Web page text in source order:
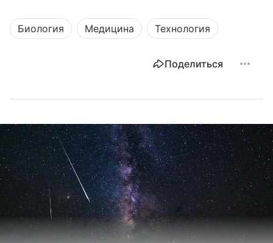
Биология Медицина Технология
Поделиться